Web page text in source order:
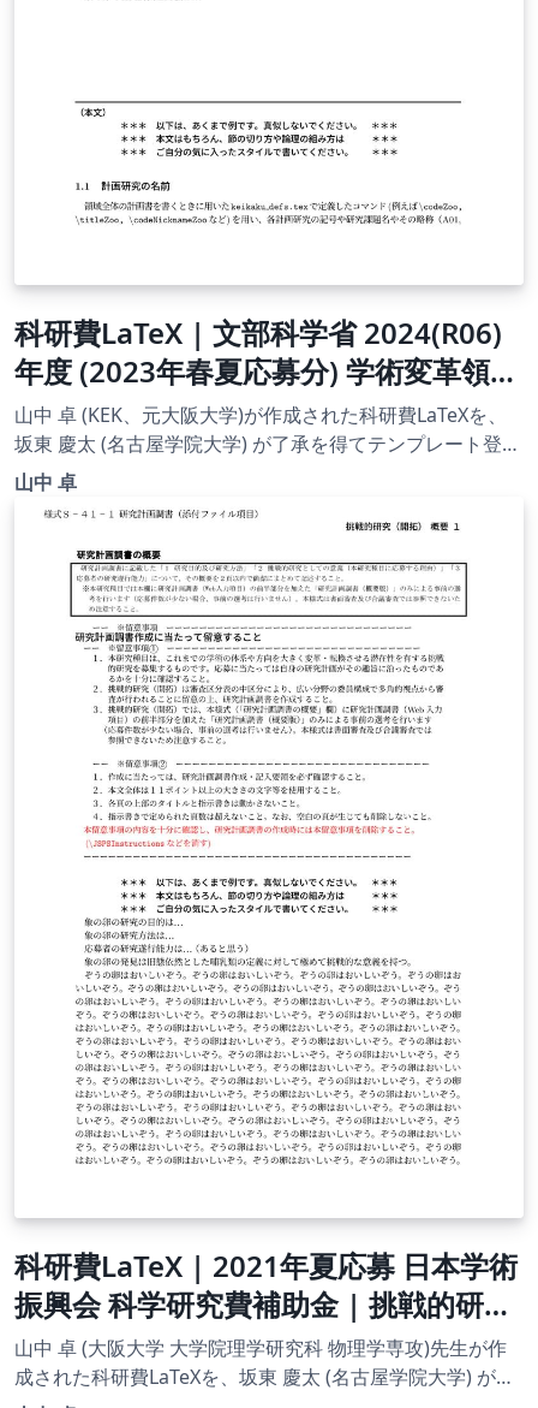
科研費LaTeX | 文部科学省 2024(R06)
年度 (2023年春夏応募分) 学術変革領域
研究 | 学術変革領域研究(B) (計画研究)
| 2023.04.21
山中 卓 (KEK、元大阪大学)が作成された科研費LaTeXを、
坂東 慶太 (名古屋学院大学) が了承を得てテンプレート登録
しています。 詳細はこちら↓をご確認ください。
山中 卓
科研費LaTeX | 2021年夏応募 日本学術
振興会 科学研究費補助金 | 挑戦的研究
(開拓)概要 | 2021.08.03
山中 卓 (大阪大学 大学院理学研究科 物理学専攻)先生が作
成された科研費LaTeXを、坂東 慶太 (名古屋学院大学) が了